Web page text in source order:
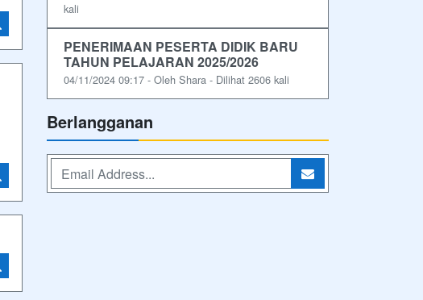
kali
PENERIMAAN PESERTA DIDIK BARU
TAHUN PELAJARAN 2025/2026
04/11/2024 09:17 - Oleh Shara - Dilihat 2606 kali
Berlangganan